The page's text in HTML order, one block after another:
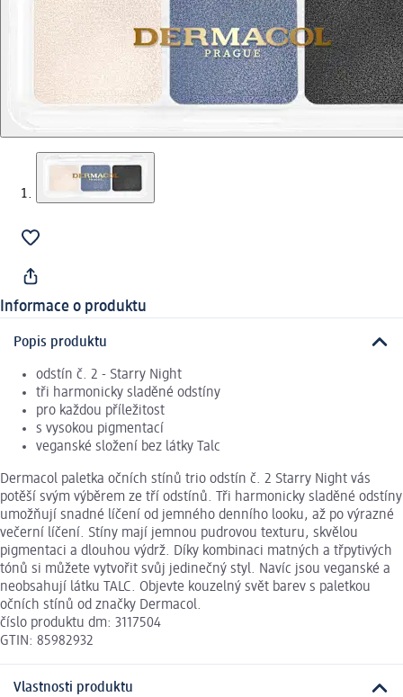
Informace o produktu
Popis produktu
odstín č. 2 - Starry Night
tři harmonicky sladěné odstíny
pro každou příležitost
s vysokou pigmentací
veganské složení bez látky Talc
Dermacol paletka očních stínů trio odstín č. 2 Starry Night vás
potěší svým výběrem ze tří odstínů. Tři harmonicky sladěné odstíny
umožňují snadné líčení od jemného denního looku, až po výrazné
večerní líčení. Stíny mají jemnou pudrovou texturu, skvělou
pigmentaci a dlouhou výdrž. Díky kombinaci matných a třpytivých
tónů si můžete vytvořit svůj jedinečný styl. Navíc jsou veganské a
neobsahují látku TALC. Objevte kouzelný svět barev s paletkou
očních stínů od značky Dermacol.
číslo produktu dm: 3117504
GTIN: 85982932
Vlastnosti produktu